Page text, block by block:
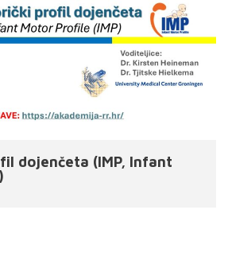
dojenčeta (IMP, Infant